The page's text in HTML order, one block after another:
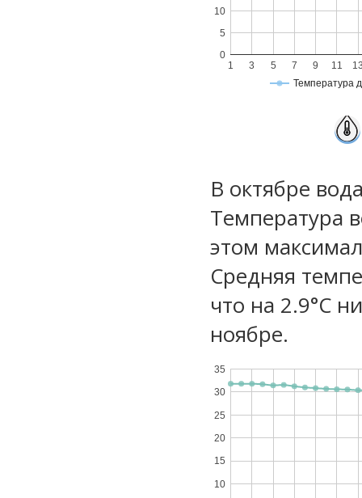
Температура
1 3 5 7 9 11
0
5
10
В октябре
Температура
этом
Средняя
что на 2.9°C
ноябре.
10
15
20
25
30
35